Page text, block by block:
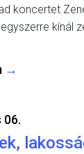
koncertet
kínál
→
06.